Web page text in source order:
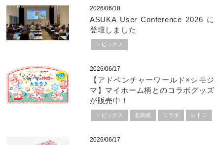
2026/06/18
ASUKA User Conference 2026 に
登壇しました
トピックス
2026/06/17
【アドベンチャーワールド×シモジ
マ】マイホーム柄とのコラボグッズ
が販売中！
トピックス 包装紙 コラボ レトロ
2026/06/17